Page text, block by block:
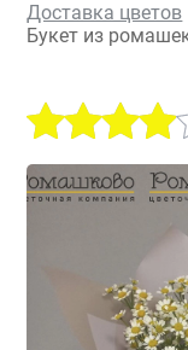
Доставка цветов
Букет из